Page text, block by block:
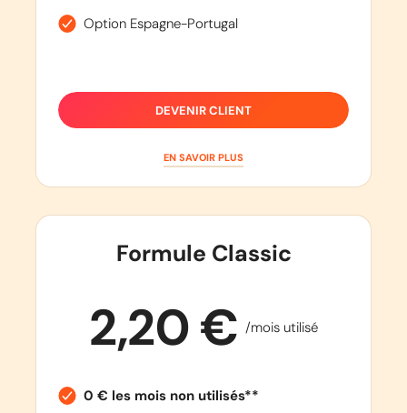
Option Espagne-Portugal
DEVENIR CLIENT
EN SAVOIR PLUS
Formule Classic
2,20 € /mois utilisé
0 € les mois non utilisés**